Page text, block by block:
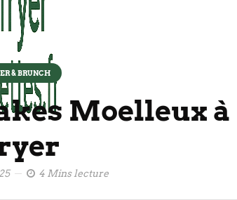
& BRUNCH
Moelleux à
4 Mins lecture